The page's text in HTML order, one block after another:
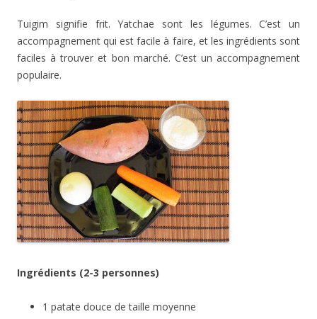
Tuigim signifie frit. Yatchae sont les légumes. C’est un
accompagnement qui est facile à faire, et les ingrédients sont
faciles à trouver et bon marché. C’est un accompagnement
populaire.
Ingrédients (2-3 personnes)
1 patate douce de taille moyenne